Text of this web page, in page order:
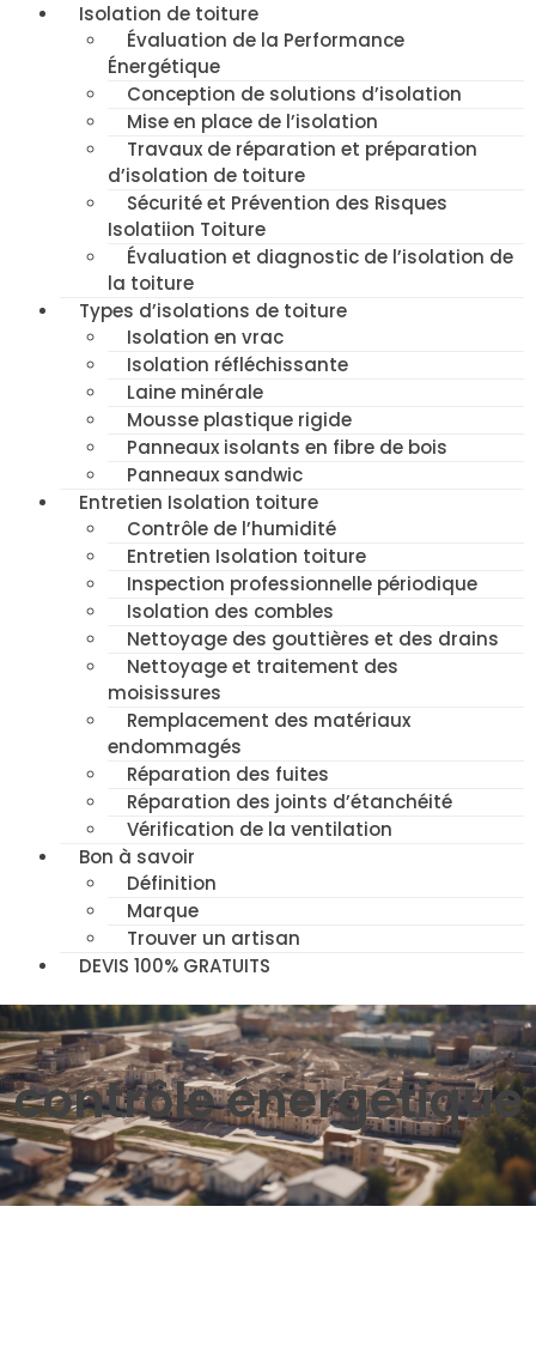
Isolation de toiture
Évaluation de la Performance
Énergétique
Conception de solutions d’isolation
Mise en place de l’isolation
Travaux de réparation et préparation
d’isolation de toiture
Sécurité et Prévention des Risques
Isolatiion Toiture
Évaluation et diagnostic de l’isolation de
la toiture
Types d’isolations de toiture
Isolation en vrac
Isolation réfléchissante
Laine minérale
Mousse plastique rigide
Panneaux isolants en fibre de bois
Panneaux sandwic
Entretien Isolation toiture
Contrôle de l’humidité
Entretien Isolation toiture
Inspection professionnelle périodique
Isolation des combles
Nettoyage des gouttières et des drains
Nettoyage et traitement des
moisissures
Remplacement des matériaux
endommagés
Réparation des fuites
Réparation des joints d’étanchéité
Vérification de la ventilation
Bon à savoir
Définition
Marque
Trouver un artisan
DEVIS 100% GRATUITS
contrôle énergétique